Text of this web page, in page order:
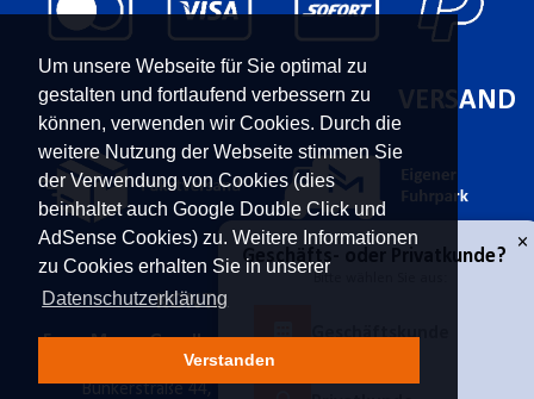
Um unsere Webseite für Sie optimal zu
gestalten und fortlaufend verbessern zu
können, verwenden wir Cookies. Durch die
weitere Nutzung der Webseite stimmen Sie
der Verwendung von Cookies (dies
beinhaltet auch Google Double Click und
AdSense Cookies) zu. Weitere Informationen
zu Cookies erhalten Sie in unserer
Datenschutzerklärung
Verstanden
VERSAND
KONTAKT
Franz Moser Gesellschaft
m.b.H
Bünkerstraße 44,9800